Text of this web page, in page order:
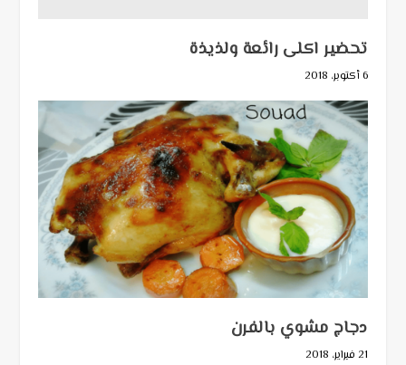
تحضير اكلى رائعة ولذيذة
6 أكتوبر، 2018
دجاج مشوي بالفرن
21 فبراير، 2018